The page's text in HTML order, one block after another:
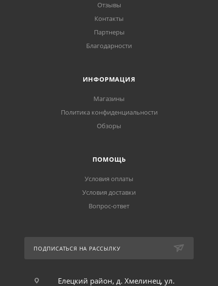
Отзывы
Контакты
Партнеры
Благодарности
ИНФОРМАЦИЯ
Магазины
Политика конфиденциальности
Обзоры
ПОМОЩЬ
Условия оплаты
Условия доставки
Вопрос-ответ
ПОДПИСАТЬСЯ НА РАССЫЛКУ
Елецкий район, д. Хмелинец, ул.